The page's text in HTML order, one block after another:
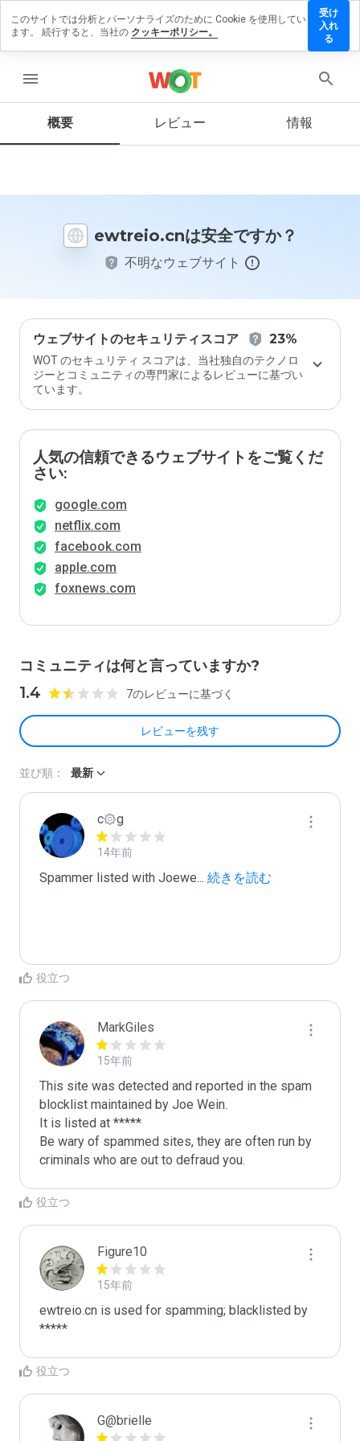
menu
概要 レビュー 情報
ewtreio.cnは安全ですか？
不明なウェブサイト
ウェブサイトのセキュリティスコア 23%
WOT のセキュリティ スコアは、当社独自のテクノロ
ジーとコミュニティの専門家によるレビューに基づい
ています。
人気の信頼できるウェブサイトをご覧くだ
さい:
google.com
netflix.com
facebook.com
apple.com
foxnews.com
コミュニティは何と言っていますか?
1.4 7のレビューに基づく
レビューを残す
ビュ
残す
この
イト
価し
ます
か？
並び順： 最新
c۞g
14年前
Spammer listed with Joewe... 続きを読む
役立つ
MarkGiles
15年前
This site was detected and reported in the spam
blocklist maintained by Joe Wein.
It is listed at *****
Be wary of spammed sites, they are often run by
criminals who are out to defraud you.
役立つ
Figure10
15年前
ewtreio.cn is used for spamming; blacklisted by
*****
役立つ
G@brielle
このサイトでは分析とパーソナライズのために Cookie を使用してい
ます。 続行すると、当社の クッキーポリシー。
受け
入れ
る